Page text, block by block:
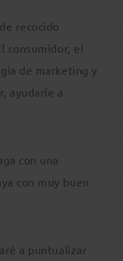
recocido
consumidor, el
de marketing y
ayudarle a
con una
con muy buen
a puntualizar